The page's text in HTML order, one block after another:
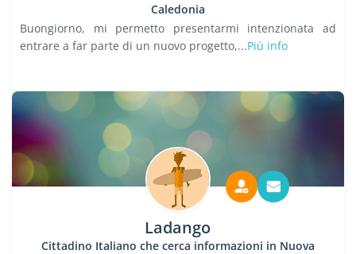
Caledonia
Buongiorno, mi permetto presentarmi intenzionata ad
entrare a far parte di un nuovo progetto,...Più info
Ladango
Cittadino Italiano che cerca informazioni in Nuova